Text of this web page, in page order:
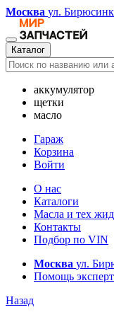
Москва ул.
Каталог
аккумулятор
щетки
масло
Гараж
Корзина
Войти
О нас
Каталоги
Масла и тех
Контакты
Подбор по VIN
Москва ул.
Помощь
Назад